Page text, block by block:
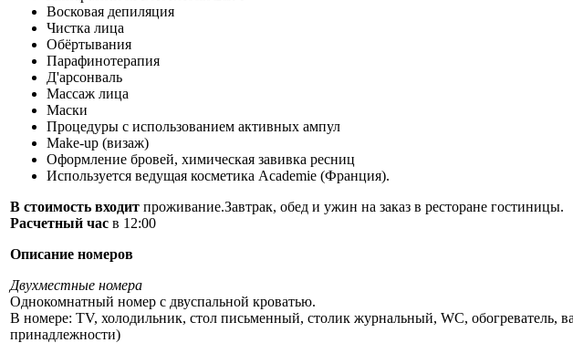
Восковая депиляция
Чистка лица
Обёртывания
Парафинотерапия
Д'арсонваль
Массаж лица
Маски
Процедуры с использованием активных ампул
Make-up (визаж)
Оформление бровей, химическая завивка ресниц
Используется ведущая косметика Academie (Франция).
В стоимость входит проживание.Завтрак, обед и ужин на заказ в ресторане гостиницы.
Расчетный час в 12:00
Описание номеров
Двухместные номера
Однокомнатный номер с двуспальной кроватью.
В номере: TV, холодильник, стол письменный, столик журнальный, WC, обогреватель,
принадлежности)